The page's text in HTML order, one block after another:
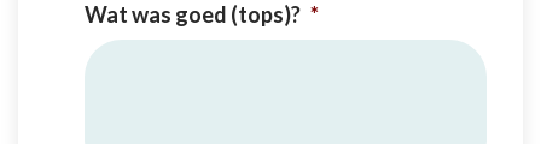
Wat was goed (tops)? *